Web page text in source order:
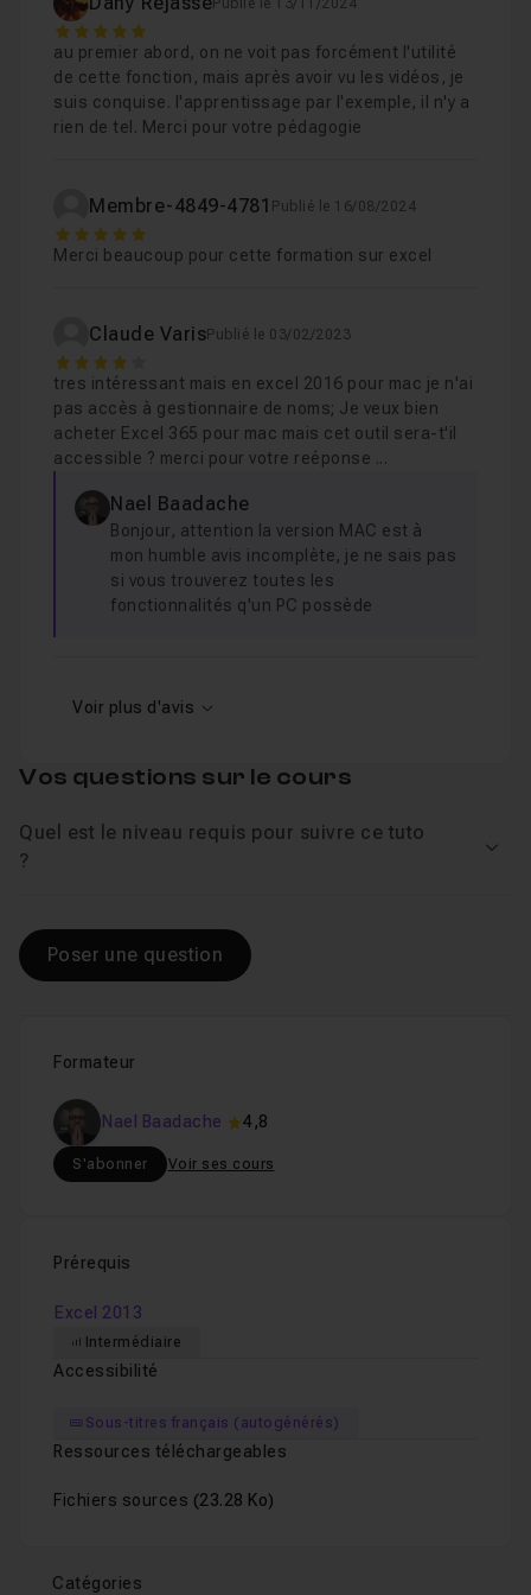
Publié le 13/11/2024
5
au premier abord, on ne voit pas forcément l'utilité
de cette fonction, mais après avoir vu les vidéos, je
suis conquise. l'apprentissage par l'exemple, il n'y a
rien de tel. Merci pour votre pédagogie
Membre-4849-4781 Publié le 16/08/2024
5
Merci beaucoup pour cette formation sur excel
Claude VarisPublié le 03/02/2023
4
tres intéressant mais en excel 2016 pour mac je n'ai
pas accès à gestionnaire de noms; Je veux bien
acheter Excel 365 pour mac mais cet outil sera-t'il
accessible ? merci pour votre reéponse ...
Nael Baadache
Bonjour, attention la version MAC est à
mon humble avis incomplète, je ne sais pas
si vous trouverez toutes les
fonctionnalités q'un PC possède
Voir plus d'avis
Formateur
Nael Baadache 4,8
S'abonner Voir ses cours
Prérequis
Excel 2013
Intermédiaire
Accessibilité
Sous-titres français (autogénérés)
Ressources téléchargeables
Fichiers sources (23.28 Ko)
Catégories
Vos questions sur le cours
Quel est le niveau requis pour suivre ce tuto
?
Poser une question